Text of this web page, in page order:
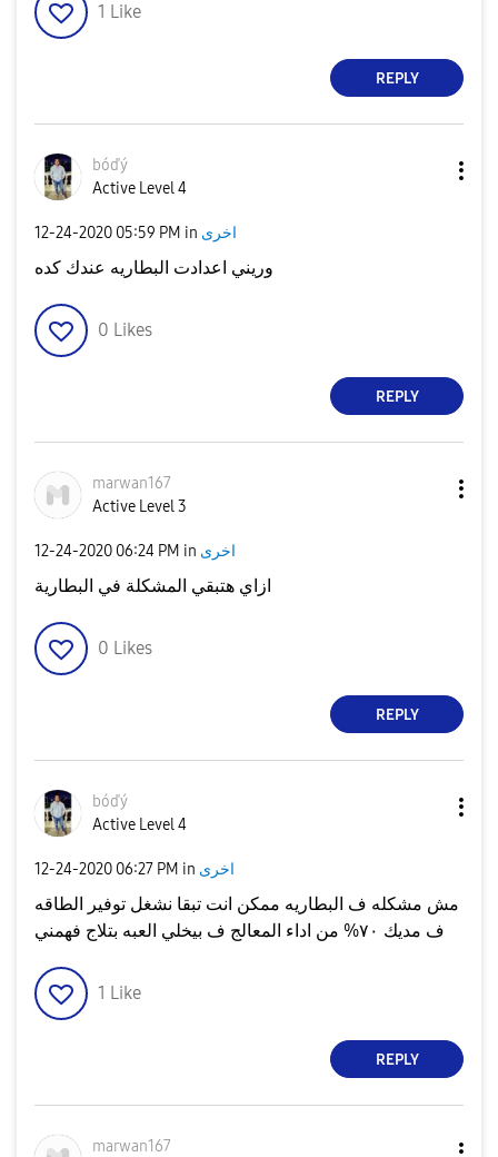
1 Like
REPLY
bóďý
Active Level 4
‎12-24-2020 05:59 PM in اخرى
وريني اعدادت البطاريه عندك كده
0 Likes
REPLY
marwan167
Active Level 3
‎12-24-2020 06:24 PM in اخرى
ازاي هتبقي المشكلة في البطارية
0 Likes
REPLY
bóďý
Active Level 4
‎12-24-2020 06:27 PM in اخرى
مش مشكله ف البطاريه ممكن انت تبقا نشغل توفير الطاقه
ف مديك ٧٠% من اداء المعالج ف بيخلي العبه بتلاج فهمني
1 Like
REPLY
marwan167